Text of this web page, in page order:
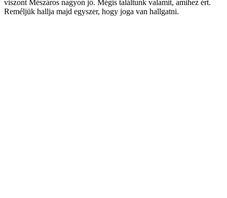
viszont Mészáros nagyon jó. Mégis találtunk valamit, amihez ért.
Reméljük hallja majd egyszer, hogy joga van hallgatni.